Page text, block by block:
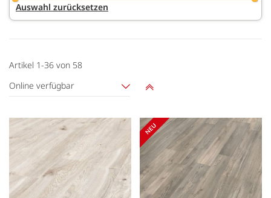
Auswahl zurücksetzen
Artikel 1-36 von 58
Online verfügbar